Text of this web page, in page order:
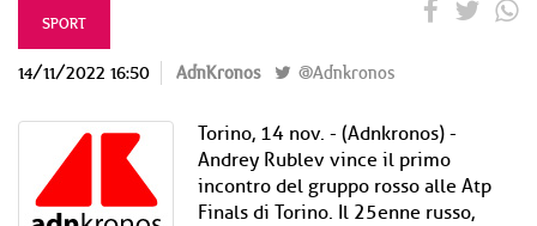
SPORT
14/11/2022 16:50 AdnKronos @Adnkronos
Torino, 14 nov. - (Adnkronos) -
Andrey Rublev vince il primo
incontro del gruppo rosso alle Atp
Finals di Torino. Il 25enne russo,